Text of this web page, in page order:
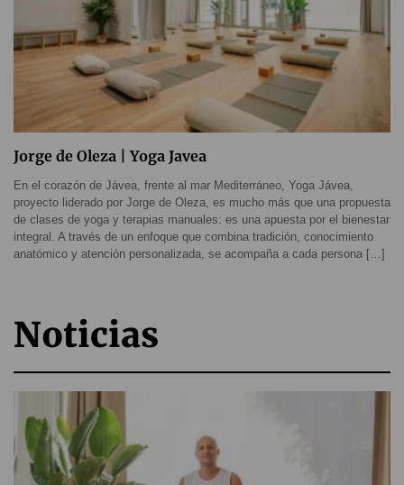
Jorge de Oleza | Yoga Javea
En el corazón de Jávea, frente al mar Mediterráneo, Yoga Jávea,
proyecto liderado por Jorge de Oleza, es mucho más que una propuesta
de clases de yoga y terapias manuales: es una apuesta por el bienestar
integral. A través de un enfoque que combina tradición, conocimiento
anatómico y atención personalizada, se acompaña a cada persona […]
Noticias